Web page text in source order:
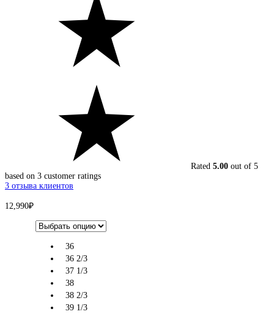
Rated 5.00 out of 5
based on 3 customer ratings
3 отзыва клиентов
12,990₽
36
36 2/3
37 1/3
38
38 2/3
39 1/3